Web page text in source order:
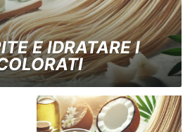
E IDRATARE I